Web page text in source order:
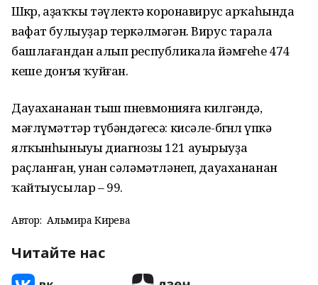
Шөкөр, аҙаҡҡы тәүлектә коронавирус арҡаһында
вафат булыуҙар теркәлмәгән. Вирус тарала
башлағандан алып республикала йәмғеһе 474
кеше донъя ҡуйған.
Дауахананан тыш пневмонияға килгәндә,
мәғлүмәттәр түбәндәгесә: кисәле-бөгөнлө үпкә
ялҡынһыныуы диагнозы 121 ауырыуҙа
раҫланған, унан сәләмәтләнеп, дауахананан
ҡайтыусылар – 99.
Автор: Альмира Кирәева
Читайте нас